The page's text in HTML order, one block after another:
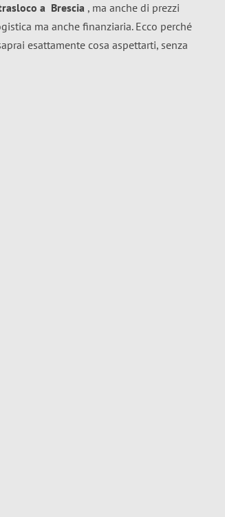
a Brescia , ma anche di prezzi
ma anche finanziaria. Ecco perché
esattamente cosa aspettarti, senza